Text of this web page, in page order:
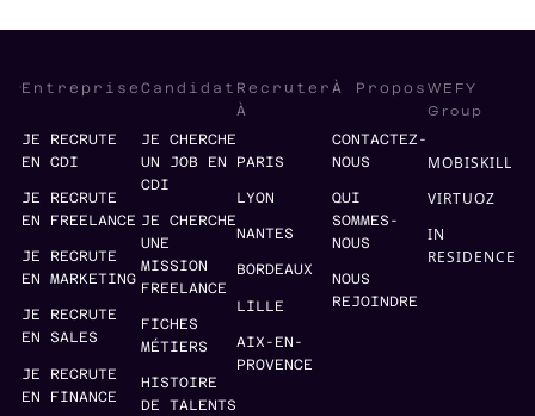
Entreprise
JE RECRUTE
EN CDI
JE RECRUTE
EN FREELANCE
JE RECRUTE
EN MARKETING
JE RECRUTE
EN SALES
JE RECRUTE
EN FINANCE
Candidat
JE CHERCHE
UN JOB EN
CDI
JE CHERCHE
UNE
MISSION
FREELANCE
FICHES
MÉTIERS
HISTOIRE
DE TALENTS
Recruter
À
PARIS
LYON
NANTES
BORDEAUX
LILLE
AIX-EN-
PROVENCE
À Propos
CONTACTEZ-
NOUS
QUI
SOMMES-
NOUS
NOUS
REJOINDRE
WEFY
Group
MOBISKILL
VIRTUOZ
IN
RESIDENCE